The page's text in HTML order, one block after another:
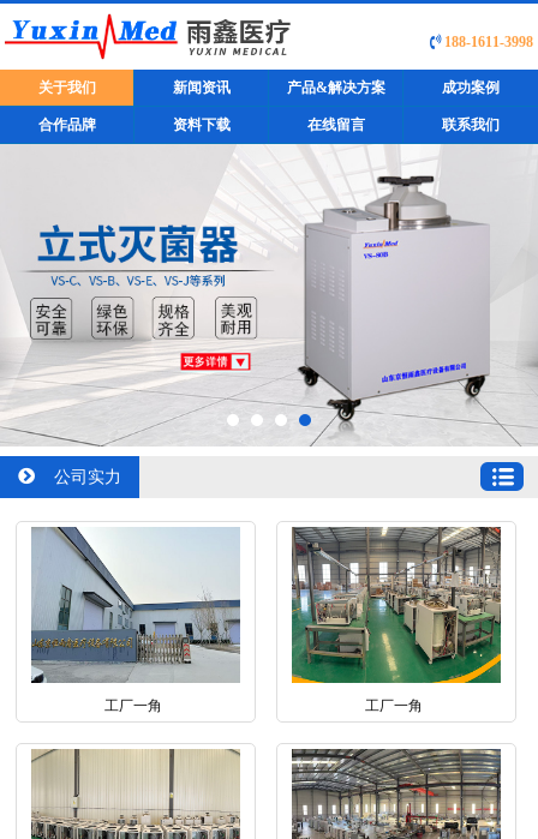
188-1611-3998
关于我们 新闻资讯 产品&解决方案 成功案例
合作品牌 资料下载 在线留言 联系我们
公司实力
工厂一角 工厂一角